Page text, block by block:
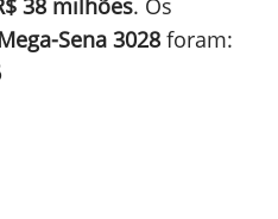
38 milhões. Os
Sena 3028 foram: